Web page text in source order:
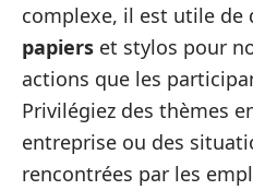
complexe, il est utile de
papiers et stylos pour
actions que les
Privilégiez des thèmes
entreprise ou des
rencontrées par les